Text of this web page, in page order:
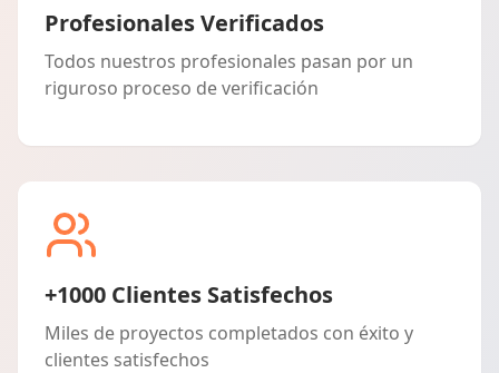
Profesionales Verificados
Todos nuestros profesionales pasan por un
riguroso proceso de verificación
+1000 Clientes Satisfechos
Miles de proyectos completados con éxito y
clientes satisfechos